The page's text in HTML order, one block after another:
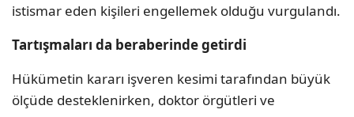
istismar eden kişileri engellemek olduğu vurgulandı.
Tartışmaları da beraberinde getirdi
Hükümetin kararı işveren kesimi tarafından büyük
ölçüde desteklenirken, doktor örgütleri ve